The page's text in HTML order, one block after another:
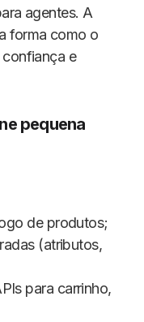
agentes. A
forma como o
e
pequena
de produtos;
(atributos,
para carrinho,